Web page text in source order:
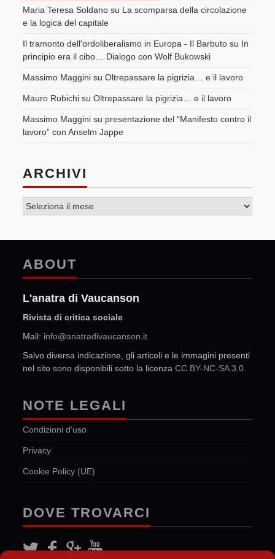
Maria Teresa Soldano su La scomparsa della circolazione
e la logica del capitale
Il tramonto dell'ordoliberalismo in Europa - Il Barbuto su In
principio era il cibo… Dialogo con Wolf Bukowski
Massimo Maggini suOltrepassare la pigrizia… e il lavoro
Mauro Rubichi suOltrepassare la pigrizia… e il lavoro
Massimo Maggini su presentazione del “Manifesto contro il
lavoro” con Anselm Jappe
ARCHIVI
ABOUT
L'anatra di Vaucanson
Rivista di critica sociale
Mail: info@anatradivaucanson.it
Salvo diversa indicazione, gli articoli e le immagini presenti
nel sito sono disponibili sotto la licenzaCC BY-NC-SA 3.0
NOTE LEGALI
Condizioni d’uso
Privacy
Cookie Policy (UE)
DOVE TROVARCI